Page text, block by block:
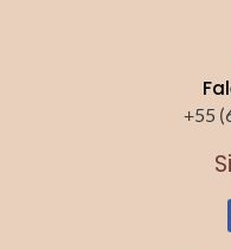
+55